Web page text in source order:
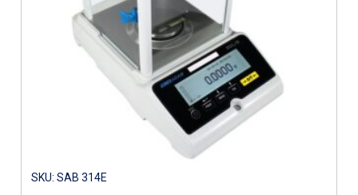
SKU: SAB 314E